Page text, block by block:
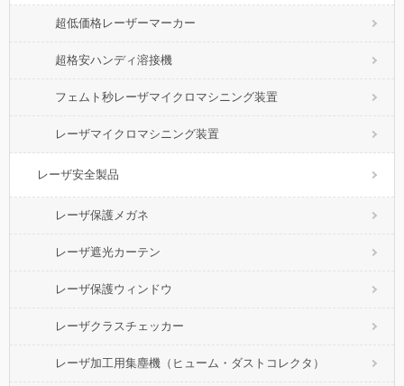
超低価格レーザーマーカー
超格安ハンディ溶接機
フェムト秒レーザマイクロマシニング装置
レーザマイクロマシニング装置
レーザ安全製品
レーザ保護メガネ
レーザ遮光カーテン
レーザ保護ウィンドウ
レーザクラスチェッカー
レーザ加工用集塵機（ヒューム・ダストコレクタ）